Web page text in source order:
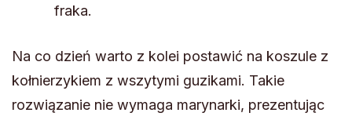
fraka.
Na co dzień warto z kolei postawić na koszule z
kołnierzykiem z wszytymi guzikami. Takie
rozwiązanie nie wymaga marynarki, prezentując